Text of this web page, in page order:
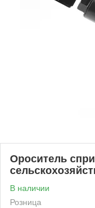
Ороситель
В наличии
Розница